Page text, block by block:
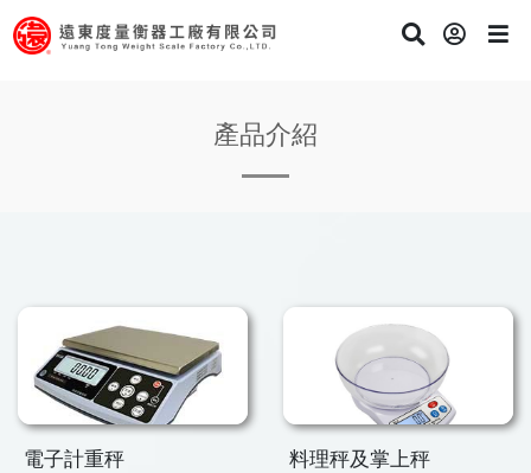
產品介紹
電子計重秤 料理秤及掌上秤